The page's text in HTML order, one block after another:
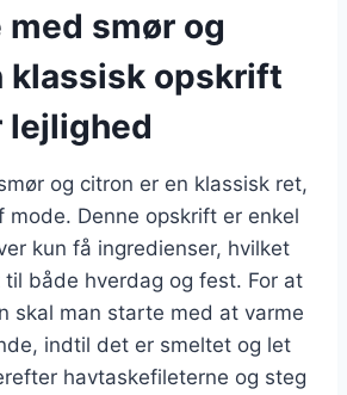
med smør og
klassisk opskrift
lejlighed
og citron er en klassisk ret,
mode. Denne opskrift er enkel
kun få ingredienser, hvilket
både hverdag og fest. For at
skal man starte med at varme
indtil det er smeltet og let
havtaskefileterne og steg